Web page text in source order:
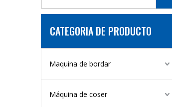
CATEGORIA DE PRODUCTO
Maquina de bordar
Máquina de coser